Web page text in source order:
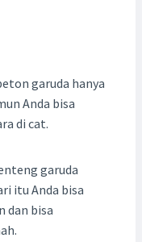
garuda hanya
Anda bisa
di cat.
garuda
itu Anda bisa
dan bisa